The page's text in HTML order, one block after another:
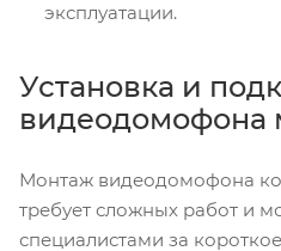
эксплуатации.
Установка и
видеодомофона
Монтаж видеодомофона
требует сложных работ и
специалистами за